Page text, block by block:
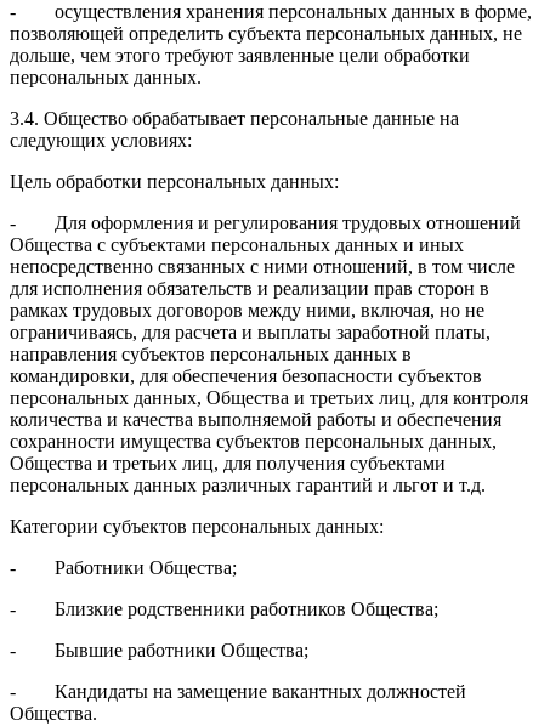
- осуществления хранения персональных данных в форме,
позволяющей определить субъекта персональных данных, не
дольше, чем этого требуют заявленные цели обработки
персональных данных.
3.4. Общество обрабатывает персональные данные на
следующих условиях:
Цель обработки персональных данных:
- Для оформления и регулирования трудовых отношений
Общества с субъектами персональных данных и иных
непосредственно связанных с ними отношений, в том числе
для исполнения обязательств и реализации прав сторон в
рамках трудовых договоров между ними, включая, но не
ограничиваясь, для расчета и выплаты заработной платы,
направления субъектов персональных данных в
командировки, для обеспечения безопасности субъектов
персональных данных, Общества и третьих лиц, для контроля
количества и качества выполняемой работы и обеспечения
сохранности имущества субъектов персональных данных,
Общества и третьих лиц, для получения субъектами
персональных данных различных гарантий и льгот и т.д.
Категории субъектов персональных данных:
- Работники Общества;
- Близкие родственники работников Общества;
- Бывшие работники Общества;
- Кандидаты на замещение вакантных должностей
Общества.